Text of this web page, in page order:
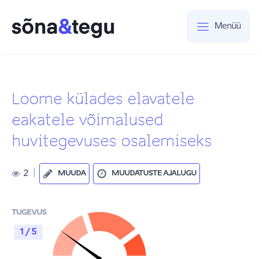
Menüü
Loome külades elavatele
eakatele võimalused
huvitegevuses osalemiseks
2 MUUDA MUUDATUSTE AJALUGU
TUGEVUS
1 / 5